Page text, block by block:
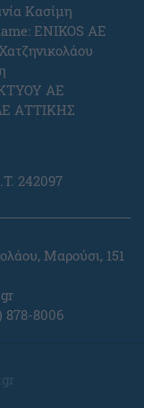
Κασίμη
ENIKOS AE
ΑΕ
ΑΤΤΙΚΗΣ
242097
Μαρούσι, 151
878-8006